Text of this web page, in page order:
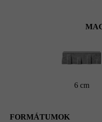
6 cm
FORMÁTUMOK